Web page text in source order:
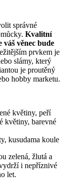
správné
Kvalitní
věnec bude
prvkem je
slámy, který
je proutěný
hobby marketu.
květiny, peří
květiny, barevné
kusudama koule
zelená, žlutá a
i nepříznivé
let.